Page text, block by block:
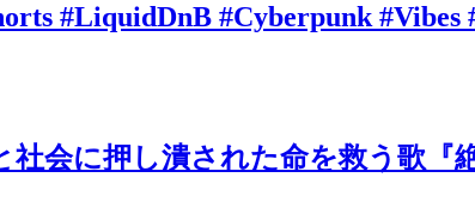
#LiquidDnB #Cyberpunk #Vibes
会に押し潰された命を救う歌『